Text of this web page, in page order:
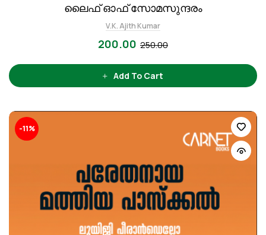
ലൈഫ് ഓഫ് സോമസുന്ദരം
V.K. Ajith Kumar
250.00
200.00
Add To Cart
-11%